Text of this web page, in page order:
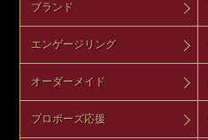
ブランド
エンゲージリング
オーダーメイド
プロポーズ応援